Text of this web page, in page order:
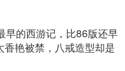
早的西游记，比86版还早
香艳被禁，八戒造型却是